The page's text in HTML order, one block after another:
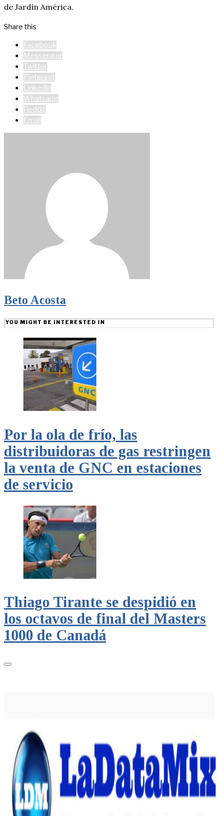
de Jardín América.
Share this
Facebook
Messenger
Twitter
Pinterest
Linkedin
Whatsapp
Reddit
Email
Beto Acosta
YOU MIGHT BE INTERESTED IN
Por la ola de frío, las
distribuidoras de gas restringen
la venta de GNC en estaciones
de servicio
Thiago Tirante se despidió en
los octavos de final del Masters
1000 de Canadá